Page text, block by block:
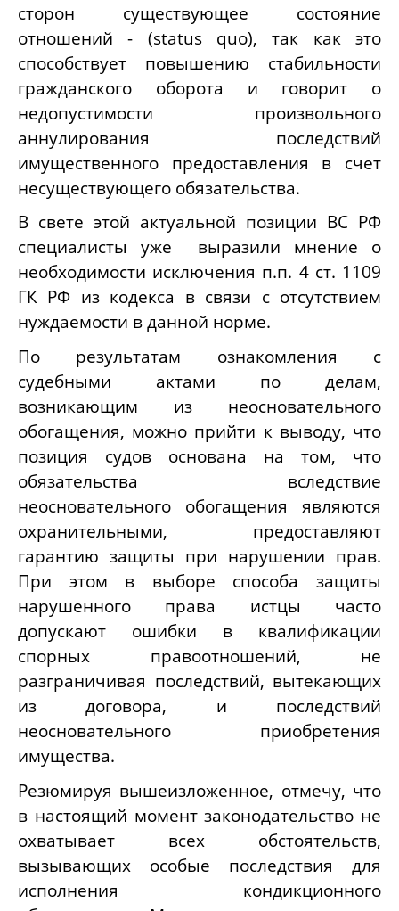
сторон существующее состояние
отношений - (status quo), так как это
способствует повышению стабильности
гражданского оборота и говорит о
недопустимости произвольного
аннулирования последствий
имущественного предоставления в счет
несуществующего обязательства.
В свете этой актуальной позиции ВС РФ
специалисты уже выразили мнение о
необходимости исключения п.п. 4 ст. 1109
ГК РФ из кодекса в связи с отсутствием
нуждаемости в данной норме.
По результатам ознакомления с
судебными актами по делам,
возникающим из неосновательного
обогащения, можно прийти к выводу, что
позиция судов основана на том, что
обязательства вследствие
неосновательного обогащения являются
охранительными, предоставляют
гарантию защиты при нарушении прав.
При этом в выборе способа защиты
нарушенного права истцы часто
допускают ошибки в квалификации
спорных правоотношений, не
разграничивая последствий, вытекающих
из договора, и последствий
неосновательного приобретения
имущества.
Резюмируя вышеизложенное, отмечу, что
в настоящий момент законодательство не
охватывает всех обстоятельств,
вызывающих особые последствия для
исполнения кондикционного